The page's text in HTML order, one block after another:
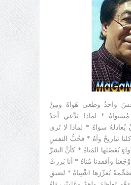
واحدٌ وطغى هَواهُ ومِنْ
* لماذا يَدَّعي أحدٌ
يُعادلهُ سواهُ * لماذا لا نَرى
تباريحٌ وآهُ * فحُبُّ النفسِ
يُعَضّلها المَتاهُ * كأنَّ الشرَّ
وأفقدنا مُناهُ * أنا بَرزتْ
يُعزّزها اشْتِباهُ * لضيقِ